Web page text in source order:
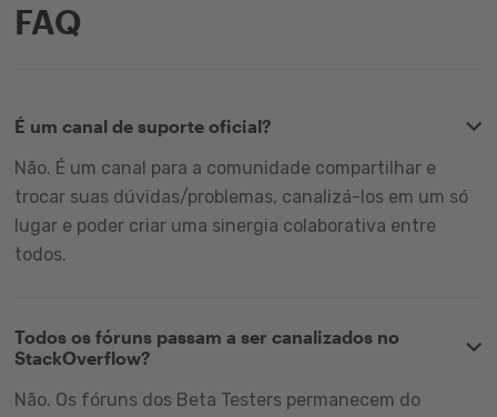
FAQ
É um canal de suporte oficial?
Não. É um canal para a comunidade compartilhar e
trocar suas dúvidas/problemas, canalizá-los em um só
lugar e poder criar uma sinergia colaborativa entre
todos.
Todos os fóruns passam a ser canalizados no
StackOverflow?
Não. Os fóruns dos Beta Testers permanecem do